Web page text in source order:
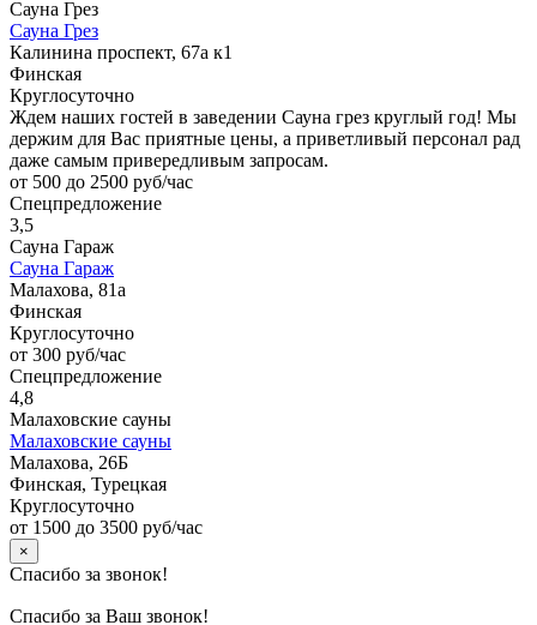
Сауна Грез
Сауна Грез
Калинина проспект, 67а к1
Финская
Круглосуточно
Ждем наших гостей в заведении Сауна грез круглый год! Мы
держим для Вас приятные цены, а приветливый персонал рад
даже самым привередливым запросам.
от 500 до 2500 руб/час
Спецпредложение
3,5
Сауна Гараж
Сауна Гараж
Малахова, 81а
Финская
Круглосуточно
от 300 руб/час
Спецпредложение
4,8
Малаховские сауны
Малаховские сауны
Малахова, 26Б
Финская, Турецкая
Круглосуточно
от 1500 до 3500 руб/час
×
Спасибо за звонок!
Спасибо за Ваш звонок!